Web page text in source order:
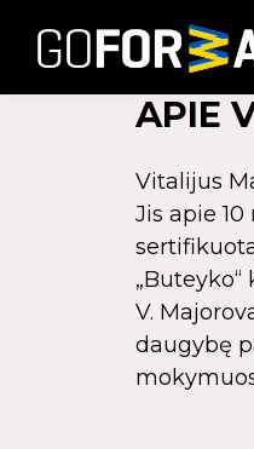
APIE
Vitalijus
Jis apie
V.
daugybę